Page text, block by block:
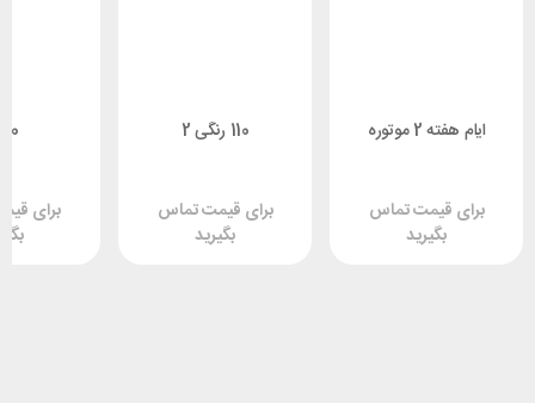
ایام هفته 2 موتوره
برای قیمت تماس
بگیرید
110 رنگی 2
برای قیمت تماس
بگیرید
برای